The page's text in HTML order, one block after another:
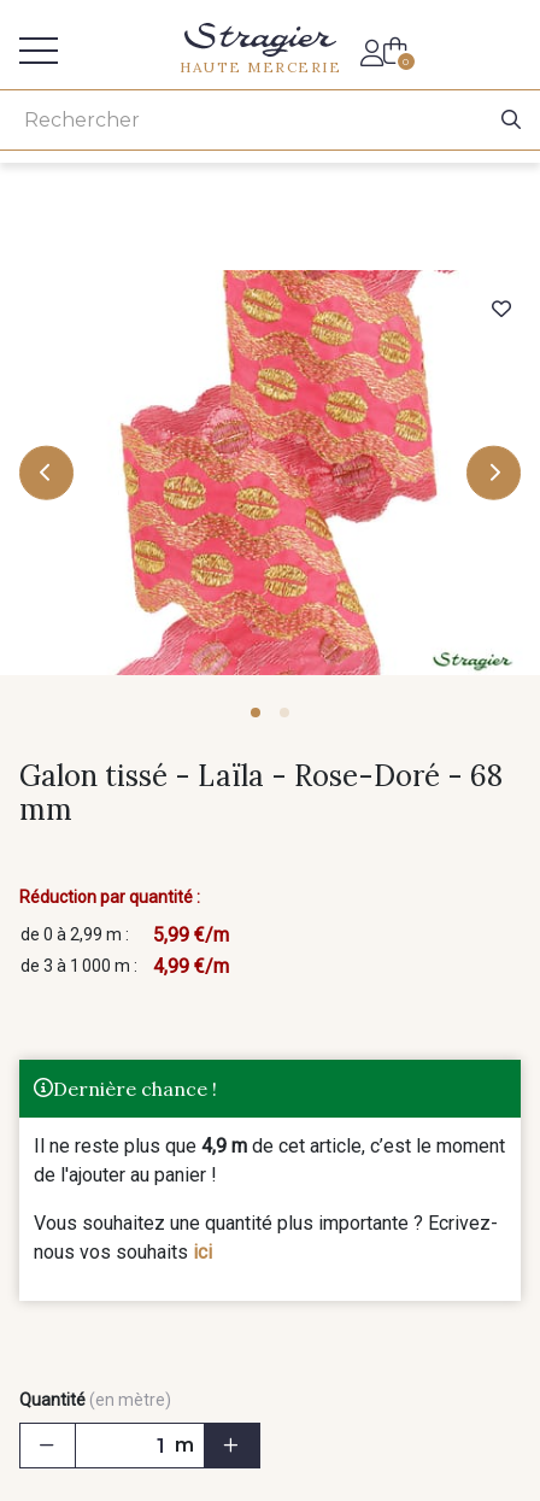
HAUTE MERCERIE 0
Galon tissé - Laïla - Rose-Doré - 68
mm
Réduction par quantité :
de 0 à 2,99 m :
5,99 €/m
de 3 à 1 000 m : 4,99 €/m
Dernière chance !
Il ne reste plus que 4,9 m de cet article, c’est le moment
de l'ajouter au panier !
Vous souhaitez une quantité plus importante ? Ecrivez-
nous vos souhaits ici
Quantité (en mètre)
m